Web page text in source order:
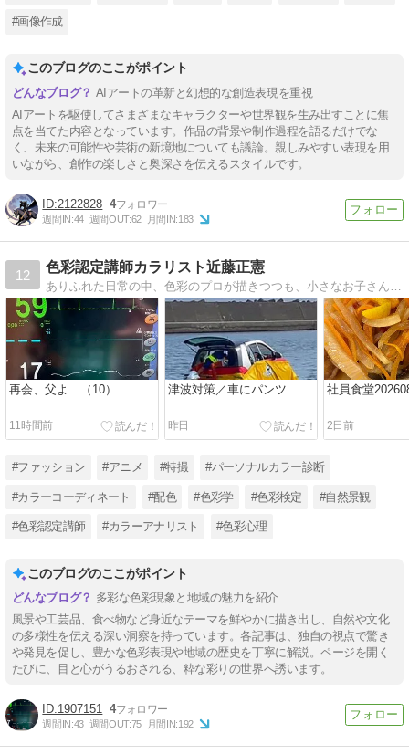
#画像作成
このブログのここがポイント
AIアートの革新と幻想的な創造表現を重視
AIアートを駆使してさまざまなキャラクターや世界観を生み出すことに焦
点を当てた内容となっています。作品の背景や制作過程を語るだけでな
く、未来の可能性や芸術の新境地についても議論。親しみやすい表現を用
いながら、創作の楽しさと奥深さを伝えるスタイルです。
2122828 4
週間IN:44 週間OUT:62 月間IN:183
12
色彩認定講師カラリスト近藤正憲
再会、父よ…（10）
11時間前
津波対策／車にパンツ
昨日
社員食堂
2日前
#ファッション #アニメ #特撮 #パーソナルカラー診断
#カラーコーディネート #配色 #色彩学 #色彩検定 #自然景観
#色彩認定講師 #カラーアナリスト #色彩心理
このブログのここがポイント
多彩な色彩現象と地域の魅力を紹介
風景や工芸品、食べ物など身近なテーマを鮮やかに描き出し、自然や文化
の多様性を伝える深い洞察を持っています。各記事は、独自の視点で驚き
や発見を促し、豊かな色彩表現や地域の歴史を丁寧に解説。ページを開く
たびに、目と心がうるおされる、粋な彩りの世界へ誘います。
1907151 4
週間IN:43 週間OUT:75 月間IN:192